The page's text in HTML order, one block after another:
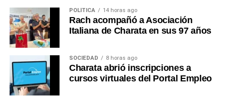
POLÍTICA 14 horas ago
Rach acompañó a Asociación
Italiana de Charata en sus 97 años
SOCIEDAD 8 horas ago
Charata abrió inscripciones a
cursos virtuales del Portal Empleo